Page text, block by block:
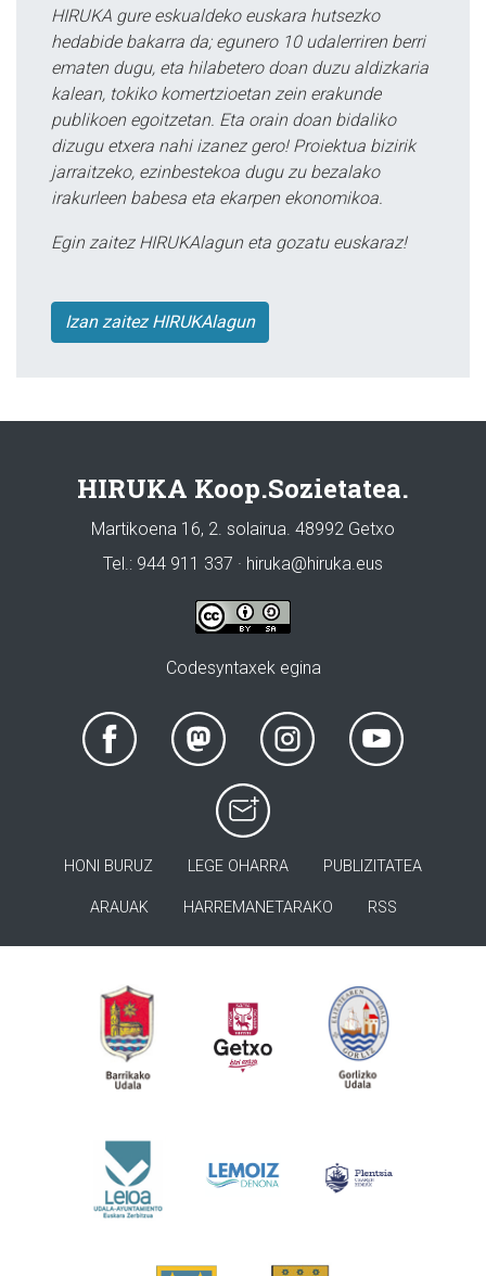
HIRUKA gure eskualdeko euskara hutsezko
hedabide bakarra da; egunero 10 udalerriren berri
ematen dugu, eta hilabetero doan duzu aldizkaria
kalean, tokiko komertzioetan zein erakunde
publikoen egoitzetan. Eta orain doan bidaliko
dizugu etxera nahi izanez gero! Proiektua bizirik
jarraitzeko, ezinbestekoa dugu zu bezalako
irakurleen babesa eta ekarpen ekonomikoa.
Egin zaitez HIRUKAlagun eta gozatu euskaraz!
Izan zaitez HIRUKAlagun
HIRUKA Koop.Sozietatea.
Martikoena 16, 2. solairua. 48992 Getxo
Tel.: 944 911 337 · hiruka@hiruka.eus
Codesyntaxek egina
HONI BURUZ LEGE OHARRA PUBLIZITATEA
ARAUAK HARREMANETARAKO RSS